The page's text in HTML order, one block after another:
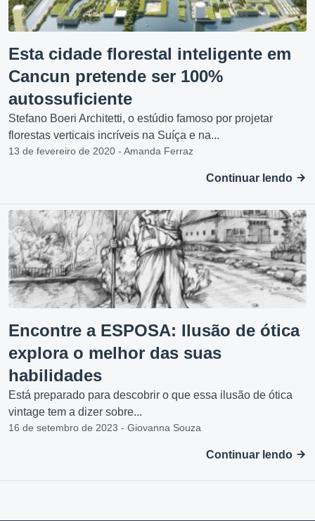
Esta cidade florestal inteligente em
Cancun pretende ser 100%
autossuficiente
Stefano Boeri Architetti, o estúdio famoso por projetar
florestas verticais incríveis na Suíça e na...
13 de fevereiro de 2020 - Amanda Ferraz
Continuar lendo
Encontre a ESPOSA: Ilusão de ótica
explora o melhor das suas
habilidades
Está preparado para descobrir o que essa ilusão de ótica
vintage tem a dizer sobre...
16 de setembro de 2023 - Giovanna Souza
Continuar lendo